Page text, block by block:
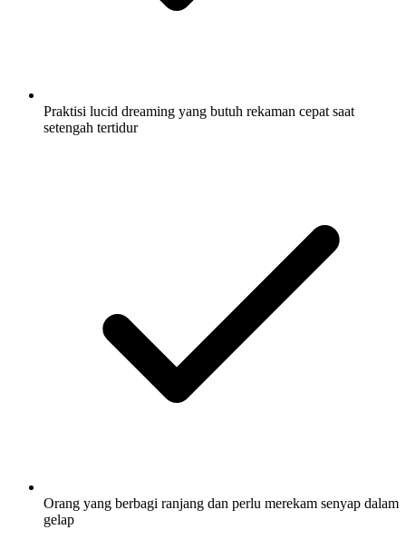
Praktisi lucid dreaming yang butuh rekaman cepat saat
setengah tertidur
Orang yang berbagi ranjang dan perlu merekam senyap dalam
gelap